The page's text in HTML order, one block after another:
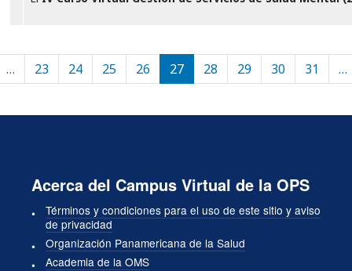
Paginación
anterior
… 23 24 25 26 27 28 29 30 31 …
Acerca del Campus Virtual de la OPS
Términos y condiciones para el uso de este sitio y aviso
de privacidad
Organización Panamericana de la Salud
Academia de la OMS